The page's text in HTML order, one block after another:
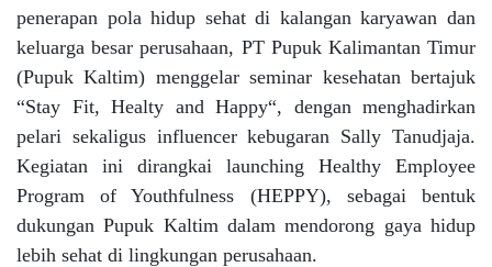
penerapan pola hidup sehat di kalangan karyawan dan
keluarga besar perusahaan, PT Pupuk Kalimantan Timur
(Pupuk Kaltim) menggelar seminar kesehatan bertajuk
“Stay Fit, Healty and Happy“, dengan menghadirkan
pelari sekaligus influencer kebugaran Sally Tanudjaja.
Kegiatan ini dirangkai launching Healthy Employee
Program of Youthfulness (HEPPY), sebagai bentuk
dukungan Pupuk Kaltim dalam mendorong gaya hidup
lebih sehat di lingkungan perusahaan.